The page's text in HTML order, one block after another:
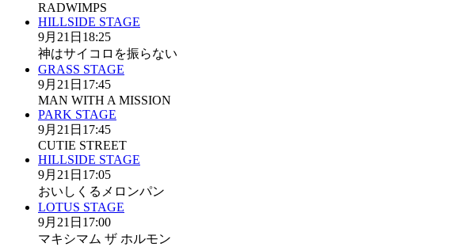
RADWIMPS
HILLSIDE STAGE
9月21日 18:25
神はサイコロを振らない
GRASS STAGE
9月21日 17:45
MAN WITH A MISSION
PARK STAGE
9月21日 17:45
CUTIE STREET
HILLSIDE STAGE
9月21日 17:05
おいしくるメロンパン
LOTUS STAGE
9月21日 17:00
マキシマム ザ ホルモン